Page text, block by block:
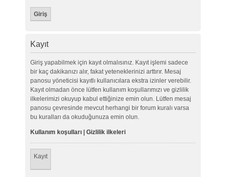
Kayıt
Giriş yapabilmek için kayıt olmalısınız. Kayıt işlemi sadece
bir kaç dakikanızı alır, fakat yeteneklerinizi arttırır. Mesaj
panosu yöneticisi kayıtlı kullanıcılara ekstra izinler verebilir.
Kayıt olmadan önce lütfen kullanım koşullarımızı ve gizlilik
ilkelerimizi okuyup kabul ettiğinize emin olun. Lütfen mesaj
panosu çevresinde mevcut herhangi bir forum kuralı varsa
bu kuralları da okuduğunuza emin olun.
Kullanım koşulları| Gizlilik ilkeleri
Kayıt